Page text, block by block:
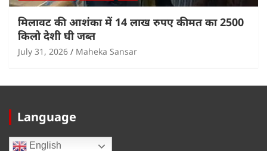
मिलावट की आशंका में 14 लाख रुपए कीमत का 2500
किलो देशी घी जब्त
July 31, 2026 Maheka Sansar
Language
English